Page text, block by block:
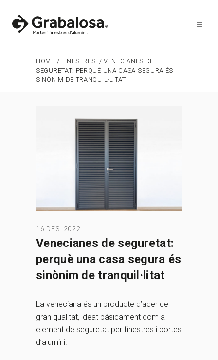
HOME / FINESTRES /VENECIANES DE
SEGURETAT: PERQUÈ UNA CASA SEGURA ÉS
SINÒNIM DE TRANQUIL·LITAT
16 DES. 2022
Venecianes de seguretat:
perquè una casa segura és
sinònim de tranquil·litat
La veneciana és un producte d’acer de
gran qualitat, ideat bàsicament com a
element de seguretat per finestres i portes
d’alumini.